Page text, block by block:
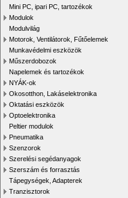
Mini PC, ipari PC, tartozékok
Modulok
Modulvilág
Motorok, Ventilátorok, Fűtőelemek
Munkavédelmi eszközök
Műszerdobozok
Napelemek és tartozékok
NYÁK-ok
Okosotthon, Lakáselektronika
Oktatási eszközök
Optoelektronika
Peltier modulok
Pneumatika
Szenzorok
Szerelési segédanyagok
Szerszám és forrasztás
Tápegységek, Adapterek
Tranzisztorok